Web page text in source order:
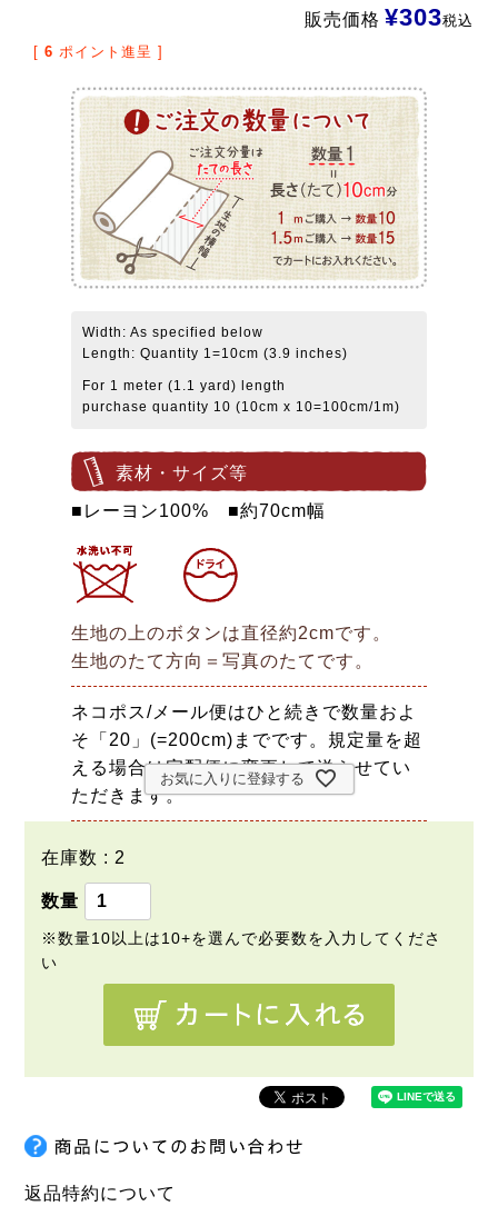
販売価格 ¥303税込
[ 6 ポイント進呈 ]
Width: As specified below
Length: Quantity 1=10cm (3.9 inches)
For 1 meter (1.1 yard) length
purchase quantity 10 (10cm x 10=100cm/1m)
素材・サイズ等
■レーヨン100% ■約70cm幅
生地の上のボタンは直径約2cmです。
生地のたて方向＝写真のたてです。
ネコポス/メール便はひと続きで数量およ
そ「20」(=200cm)までです。規定量を超
える場合は宅配便に変更して送らせてい
ただきます。
在庫数 2
お気に入りに登録する
返品特約について